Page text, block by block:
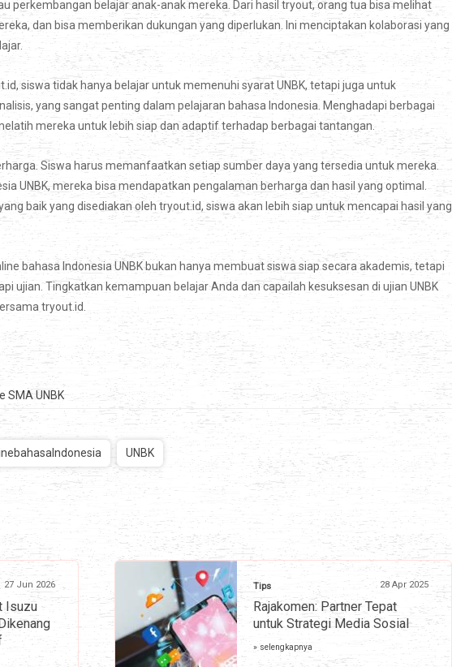
perkembangan belajar anak-anak mereka. Dari hasil tryout, orang tua bisa melihat
dan bisa memberikan dukungan yang diperlukan. Ini menciptakan kolaborasi yang
siswa tidak hanya belajar untuk memenuhi syarat UNBK, tetapi juga untuk
yang sangat penting dalam pelajaran bahasa Indonesia. Menghadapi berbagai
mereka untuk lebih siap dan adaptif terhadap berbagai tantangan.
Siswa harus memanfaatkan setiap sumber daya yang tersedia untuk mereka.
UNBK, mereka bisa mendapatkan pengalaman berharga dan hasil yang optimal.
baik yang disediakan oleh tryout.id, siswa akan lebih siap untuk mencapai hasil yang
bahasa Indonesia UNBK bukan hanya membuat siswa siap secara akademis, tetapi
ujian. Tingkatkan kemampuan belajar Anda dan capailah kesuksesan di ujian UNBK
tryout.id.
SMA UNBK
UNBK
27 Jun 2026
Isuzu
Tips 28 Apr 2025
Rajakomen: Partner Tepat
untuk Strategi Media Sosial
» selengkapnya